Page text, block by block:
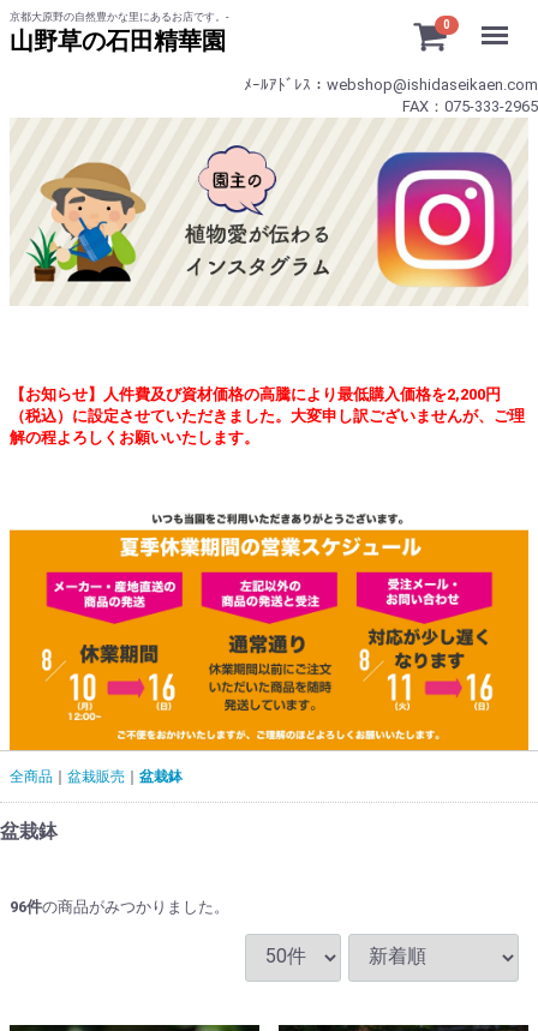
京都大原野の自然豊かな里にあるお店です。-
山野草の石田精華園
0
ﾒｰﾙｱﾄﾞﾚｽ：webshop@ishidaseikaen.com
FAX：075-333-2965
【お知らせ】人件費及び資材価格の高騰により最低購入価格を2,200円
（税込）に設定させていただきました。大変申し訳ございませんが、ご理
解の程よろしくお願いいたします。
全商品 盆栽販売 盆栽鉢
盆栽鉢
96件の商品がみつかりました。